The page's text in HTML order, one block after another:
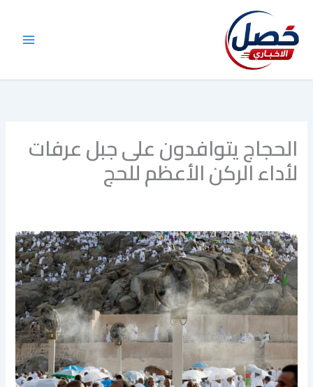
المحتوى
الحجاج يتوافدون على جبل عرفات
لأداء الركن الأعظم للحج